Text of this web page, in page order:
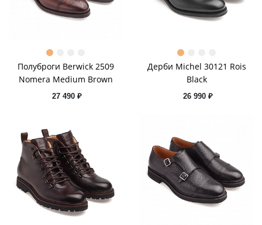
Полуброги Berwick 2509
Nomera Medium Brown
27 490 ₽
Дерби Michel 30121 Rois
Black
26 990 ₽